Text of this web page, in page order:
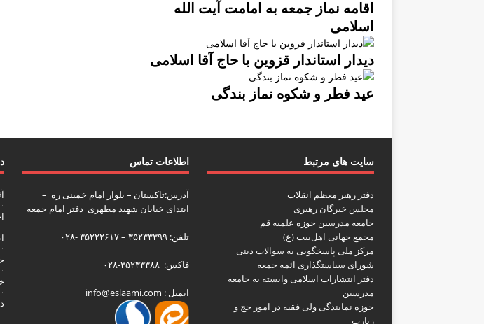
اقامه نماز جمعه به امامت آیت الله
اسلامی
دیدار استاندار قزوین با حاج آقا اسلامی
عید فطر و شکوه نماز بندگی
اطلاعات تماس
آدرس:تاکستان – بلوار امام خمینی ره –
ابتدای خیابان شهید مطهری دفتر امام جمعه
تلفن: ۳۵۲۳۳۳۹۹ – ۳۵۲۲۲۶۱۷ -۰۲۸
فاکس: ۳۵۲۳۳۳۸۸-۰۲۸
ایمیل : info@eslaami.com
سایت های مرتبط
دفتر رهبر معظم انقلاب
مجلس خبرگان رهبری
جامعه مدرسین حوزه علمیه قم
مجمع جهانی اهل‌بیت (ع)
مرکز ملی پاسخگویی به سوالات دینی
شورای سیاستگذاری ائمه جمعه
دفتر انتشارات اسلامی وابسته به جامعه
مدرسین
حوزه نمایندگی ولی فقیه در امور حج و
زیارت